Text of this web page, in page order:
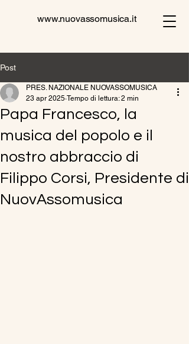
www.nuovassomusica.it
Post
Papa Francesco, la
musica del popolo e il
nostro abbraccio di
Filippo Corsi, Presidente di
NuovAssomusica
PRES. NAZIONALE NUOVASSOMUSICA
23 apr 2025 Tempo di lettura: 2 min